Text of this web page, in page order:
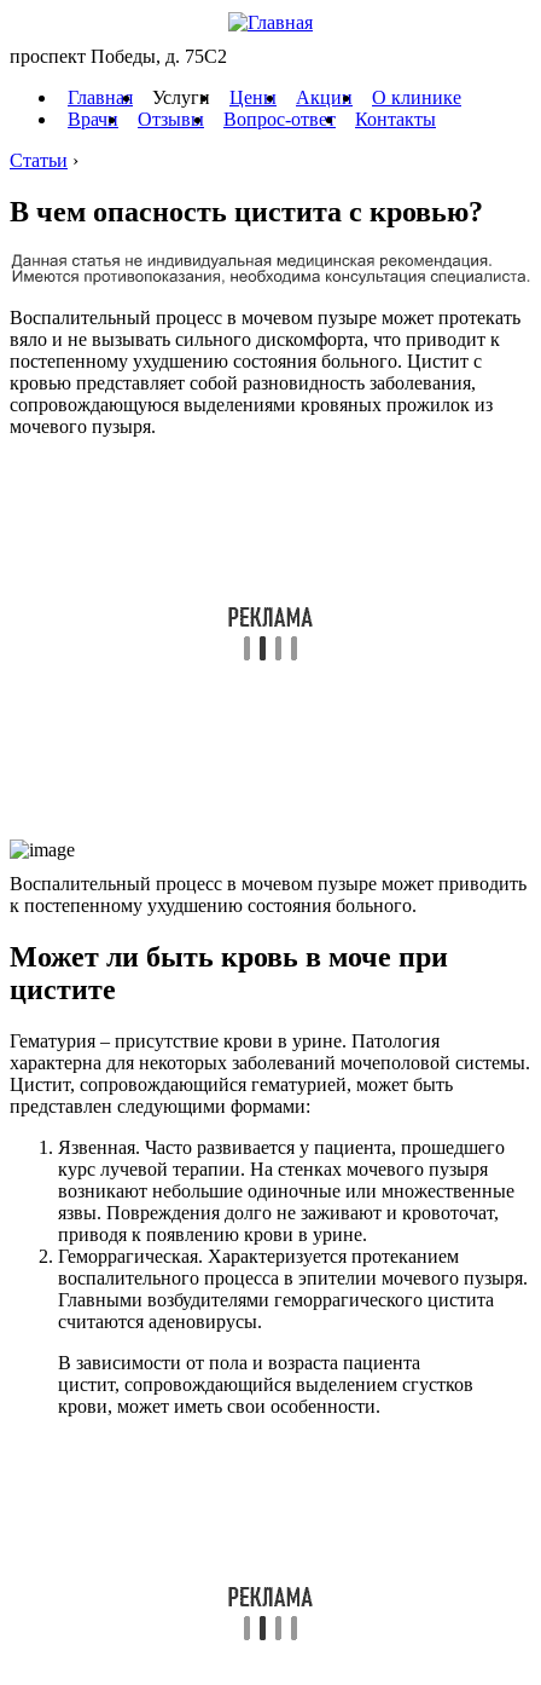
проспект Победы, д. 75C2
Главная
Услуги Цены Акции
О клинике
Врачи
Отзывы Вопрос-ответ
Контакты
Статьи ›
В чем опасность цистита с кровью?
Воспалительный процесс в мочевом пузыре может протекать
вяло и не вызывать сильного дискомфорта, что приводит к
постепенному ухудшению состояния больного. Цистит с
кровью представляет собой разновидность заболевания,
сопровождающуюся выделениями кровяных прожилок из
мочевого пузыря.
Воспалительный процесс в мочевом пузыре может приводить
к постепенному ухудшению состояния больного.
Может ли быть кровь в моче при
цистите
Гематурия – присутствие крови в урине. Патология
характерна для некоторых заболеваний мочеполовой системы.
Цистит, сопровождающийся гематурией, может быть
представлен следующими формами:
Язвенная. Часто развивается у пациента, прошедшего
курс лучевой терапии. На стенках мочевого пузыря
возникают небольшие одиночные или множественные
язвы. Повреждения долго не заживают и кровоточат,
приводя к появлению крови в урине.
Геморрагическая. Характеризуется протеканием
воспалительного процесса в эпителии мочевого пузыря.
Главными возбудителями геморрагического цистита
считаются аденовирусы.
В зависимости от пола и возраста пациента
цистит, сопровождающийся выделением сгустков
крови, может иметь свои особенности.